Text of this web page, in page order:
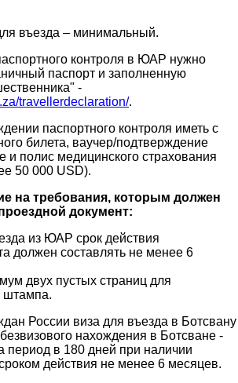
въезда – минимальный.
контроля в ЮАР нужно
паспорт и заполненную
-
travellerdeclaration/.
паспортного контроля иметь с
билета, ваучер/подтверждение
и полис медицинского страхования
50 000 USD).
на требования, которым должен
документ:
из ЮАР срок действия
должен составлять не менее 6
двух пустых страниц для
штампа.
России виза для въезда в Ботсвану
нахождения в Ботсване -
период в 180 дней при наличии
действия не менее 6 месяцев.